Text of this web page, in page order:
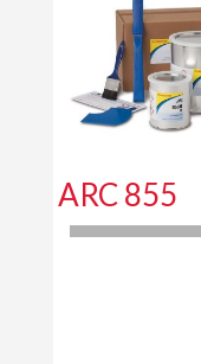
ARC 855